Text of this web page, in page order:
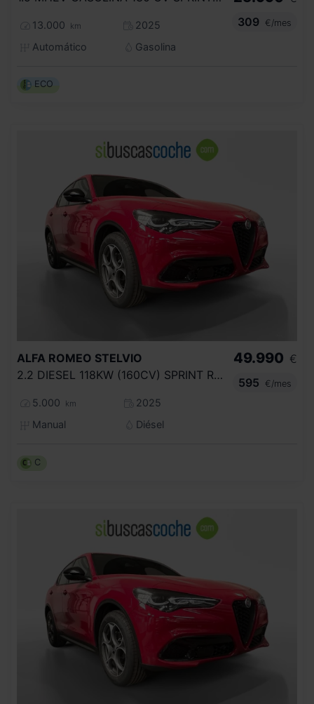
13.000 km
2025
Automático
Gasolina
309
€/mes
ECO
ALFA ROMEO STELVIO
2.2 DIESEL 118KW (160CV) SPRINT RWD
5.000 km
2025
Manual
Diésel
49.990 €
595
€/mes
C